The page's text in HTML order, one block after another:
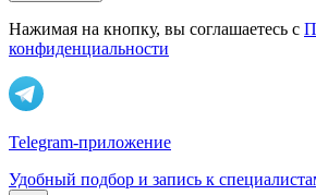
Нажимая на кнопку, вы соглашаетесь с
конфиденциальности
Telegram-приложение
Удобный подбор и запись к